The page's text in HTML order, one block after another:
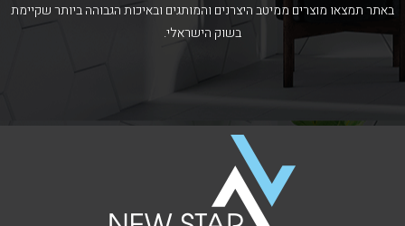
באתר תמצאו מוצרים ממיטב היצרנים והמותגים ובאיכות הגבוהה ביותר שקיימת
בשוק הישראלי.